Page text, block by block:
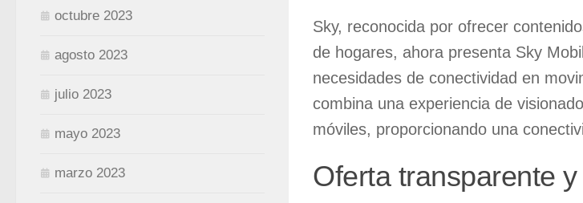
Sky, reconocida por ofrecer
de hogares, ahora presenta Sky
necesidades de conectividad en
combina una experiencia de
móviles, proporcionando una
Oferta transparente
octubre 2023
agosto 2023
julio 2023
mayo 2023
marzo 2023